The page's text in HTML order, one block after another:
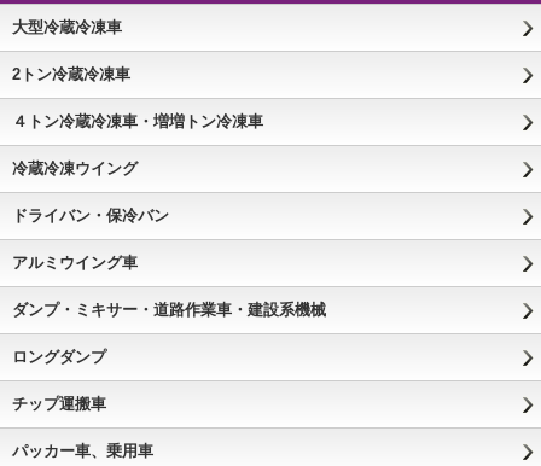
大型冷蔵冷凍車
2トン冷蔵冷凍車
４トン冷蔵冷凍車・増増トン冷凍車
冷蔵冷凍ウイング
ドライバン・保冷バン
アルミウイング車
ダンプ・ミキサー・道路作業車・建設系機械
ロングダンプ
チップ運搬車
パッカー車、乗用車